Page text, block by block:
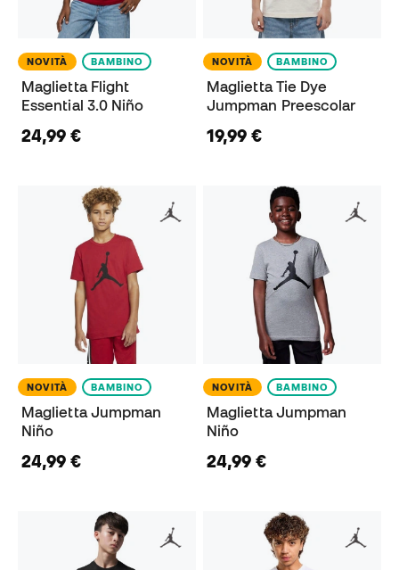
NOVITÀ BAMBINO
Maglietta Flight
Essential 3.0 Niño
24,99 €
NOVITÀ BAMBINO
Maglietta Tie Dye
Jumpman Preescolar
19,99 €
NOVITÀ BAMBINO
Maglietta Jumpman
Niño
24,99 €
NOVITÀ BAMBINO
Maglietta Jumpman
Niño
24,99 €